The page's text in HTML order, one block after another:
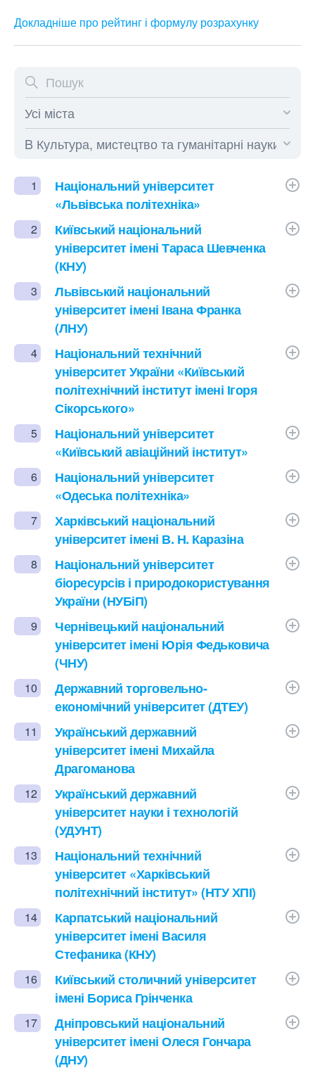
Докладніше про рейтинг і формулу розрахунку
1
Національний університет
«Львівська політехніка»
2
Київський національний
університет імені Тараса Шевченка
(КНУ)
3
Львівський національний
університет імені Івана Франка
(ЛНУ)
4
Національний технічний
університет України «Київський
політехнічний інститут імені Ігоря
Сікорського»
5
Національний університет
«Київський авіаційний інститут»
6
Національний університет
«Одеська політехніка»
7
Харківський національний
університет імені В. Н. Каразіна
8
Національний університет
біоресурсів і природокористування
України (НУБіП)
9
Чернівецький національний
університет імені Юрія Федьковича
(ЧНУ)
10
Державний торговельно-
економічний університет (ДТЕУ)
11
Український державний
університет імені Михайла
Драгоманова
12
Український державний
університет науки і технологій
(УДУНТ)
13
Національний технічний
університет «Харківський
політехнічний інститут» (НТУ ХПІ)
14
Карпатський національний
університет імені Василя
Стефаника (КНУ)
16
Київський столичний університет
імені Бориса Грінченка
17
Дніпровський національний
університет імені Олеся Гончара
(ДНУ)